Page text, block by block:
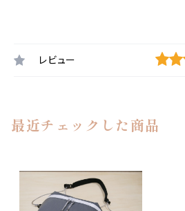
レビュー
最近チェックした商品